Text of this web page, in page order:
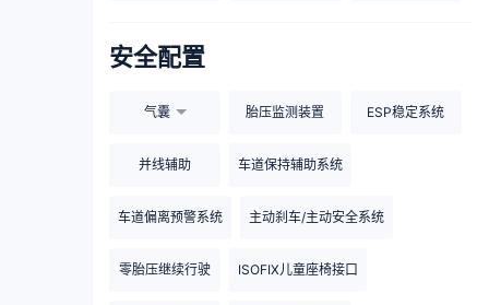
安全配置
气囊 胎压监测装置 ESP稳定系统
并线辅助 车道保持辅助系统
车道偏离预警系统 主动刹车/主动安全系统
零胎压继续行驶 ISOFIX儿童座椅接口